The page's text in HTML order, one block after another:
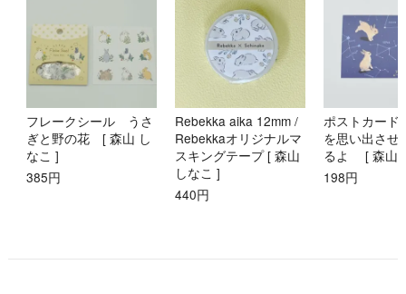
フレークシール うさ
ぎと野の花 [ 森山 し
なこ ]
385円
Rebekka aika 12mm /
Rebekkaオリジナルマ
スキングテープ [ 森山
しなこ ]
440円
ポストカー
を思い出させ
るよ [ 森山
198円